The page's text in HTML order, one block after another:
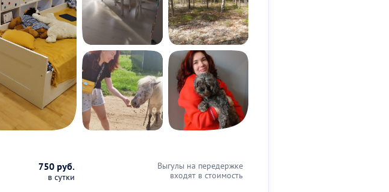
750 руб.
в сутки
Выгулы на передержке
входят в стоимость